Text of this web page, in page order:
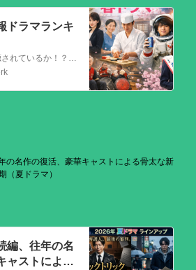
ドラマランキ
どのドラマがよく視聴されているか！？視聴率速報ドラマランキングを大公開！相棒強し！日曜劇場強し！
の名作の復活、豪華キャストによる骨太な新
（夏ドラマ）
編、往年の名
ャストによる